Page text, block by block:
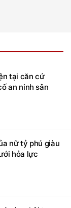
tại căn cứ
an ninh sân
nữ tỷ phú giàu
hỏa lực